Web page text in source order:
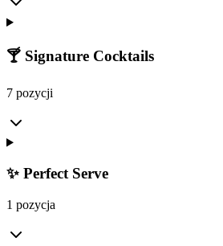
🍸 Signature Cocktails
7 pozycji
✨ Perfect Serve
1 pozycja